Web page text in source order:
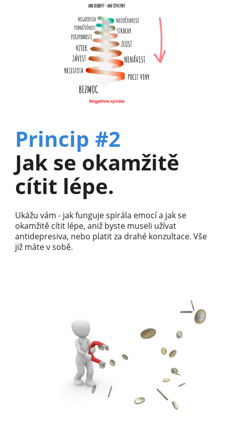
Princip #2
Jak se okamžitě
cítit lépe.
Ukážu vám - jak funguje spirála emocí a jak se
okamžitě cítit lépe, aniž byste museli užívat
antidepresiva, nebo platit za drahé konzultace. Vše
již máte v sobě.